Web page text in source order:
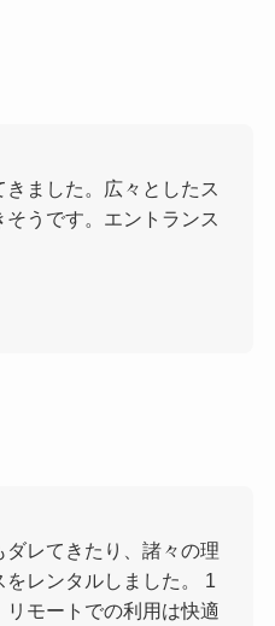
ました。広々としたス
うです。エントランス
レてきたり、諸々の理
レンタルしました。 1
モートでの利用は快適